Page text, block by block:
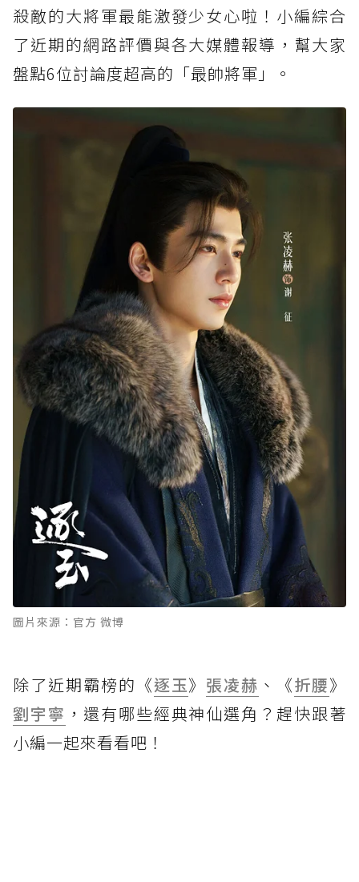
殺敵的大將軍最能激發少女心啦！小編綜合
了近期的網路評價與各大媒體報導，幫大家
盤點6位討論度超高的「最帥將軍」。
圖片來源：官方 微博
除了近期霸榜的《逐玉》 張凌赫 、《折腰》
劉宇寧 ，還有哪些經典神仙選角？趕快跟著
小編一起來看看吧！